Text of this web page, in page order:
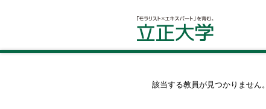
該当する教員が見つかりません。